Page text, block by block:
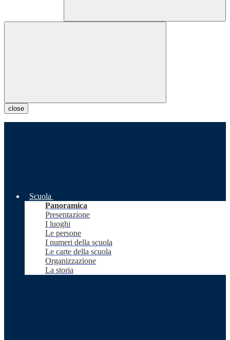
close
Scuola
Panoramica
Presentazione
I luoghi
Le persone
I numeri della scuola
Le carte della scuola
Organizzazione
La storia